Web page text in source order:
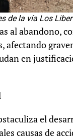
de la vía Los
al abandono,
afectando
en
el
causas de